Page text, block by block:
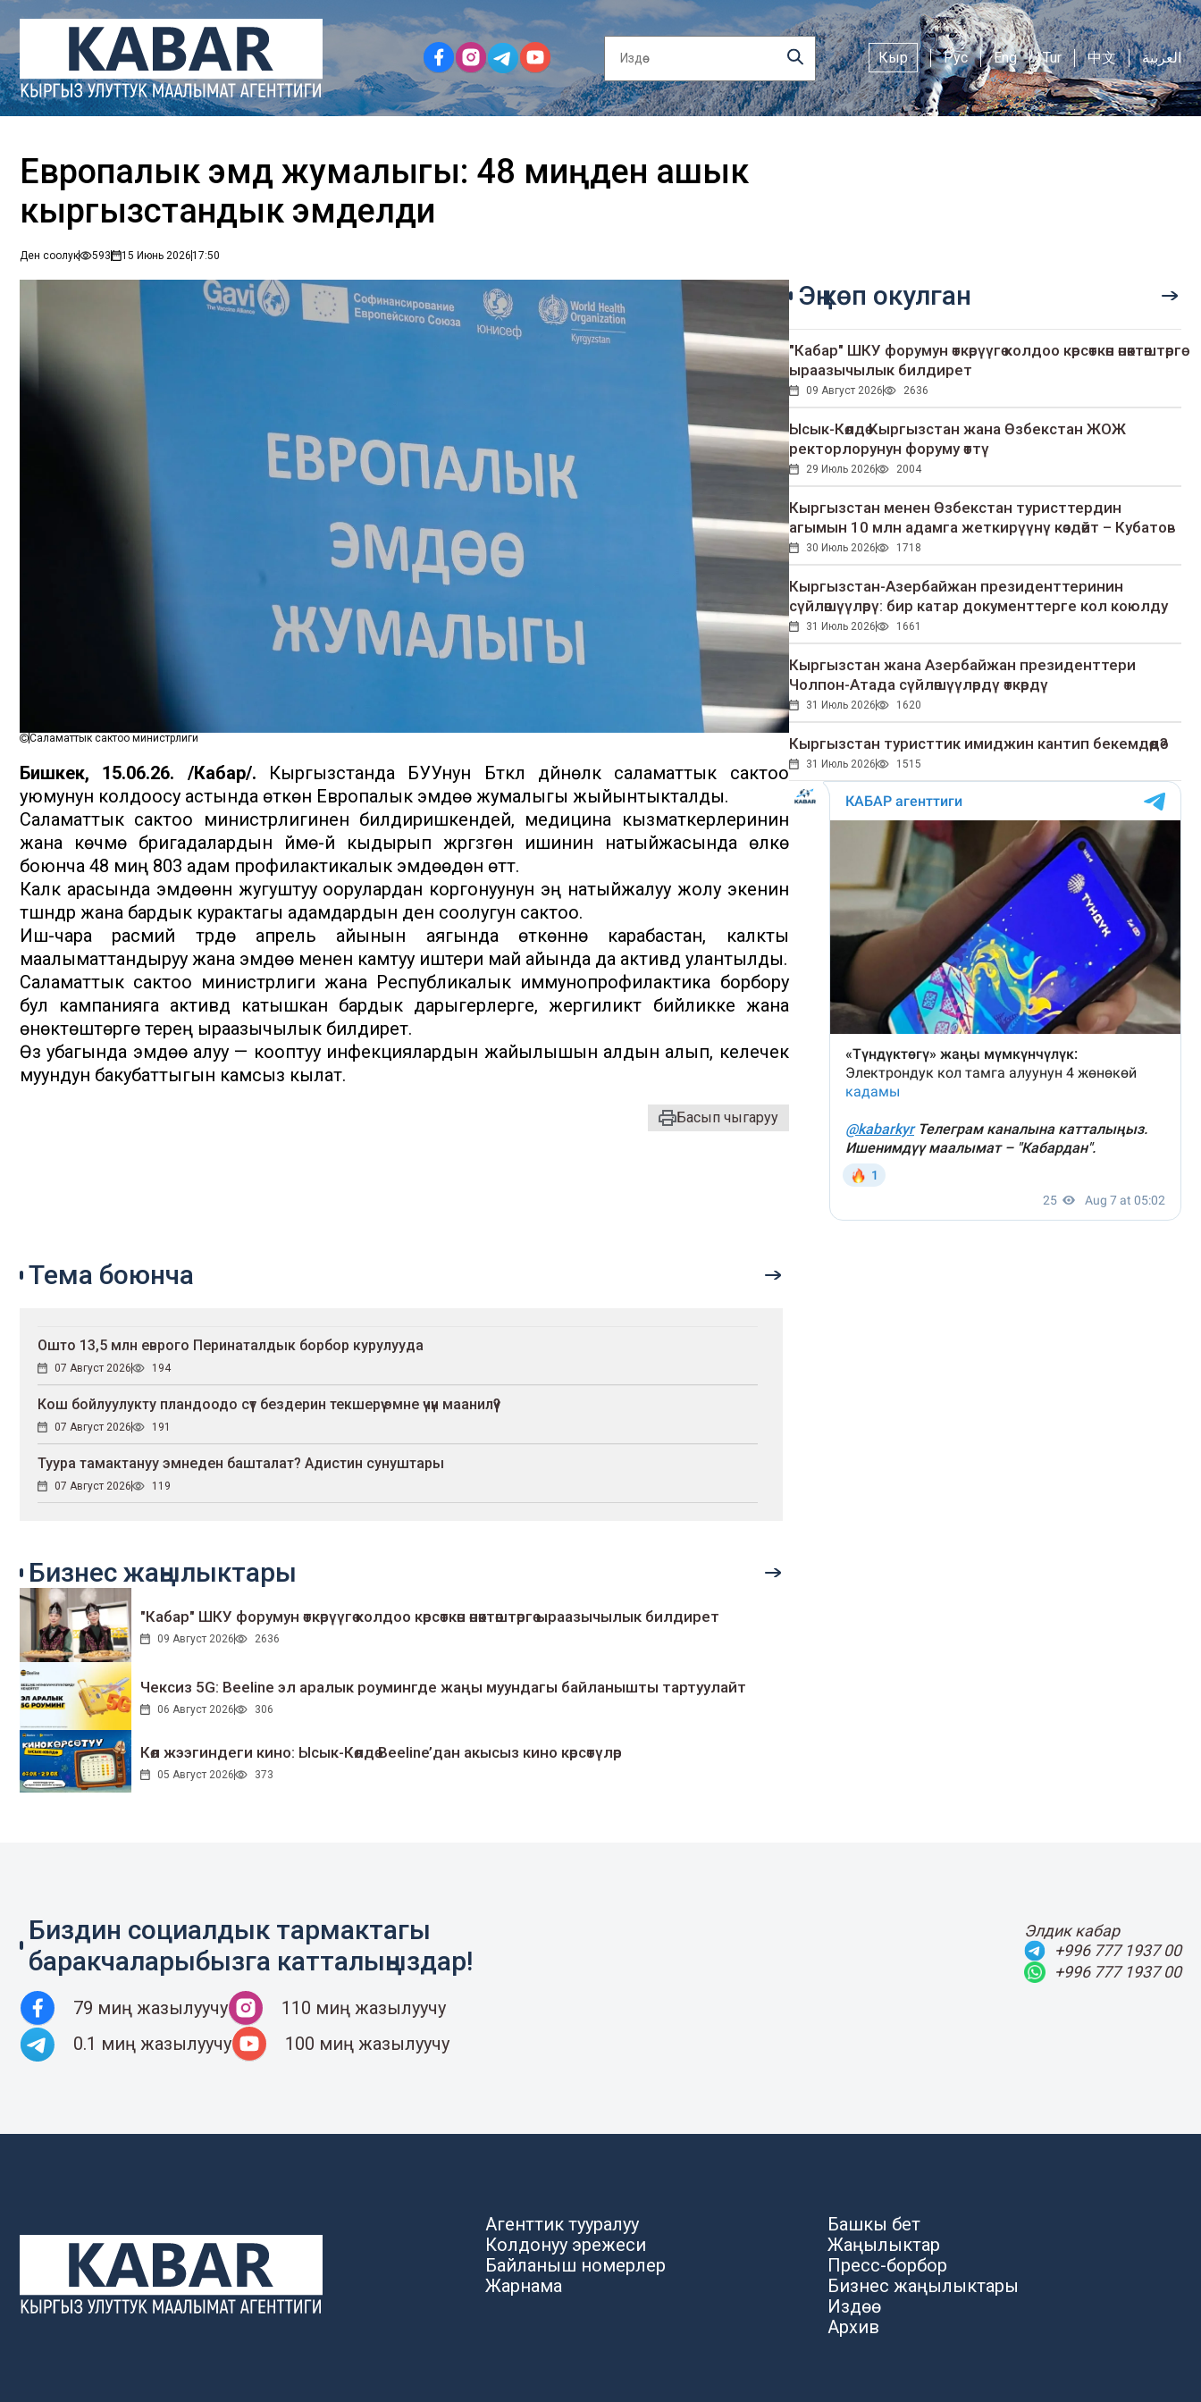
Кыр Рус Eng Tur 中文 العربية
Европалык эмдөө жумалыгы: 48 миңден ашык
кыргызстандык эмделди
Ден соолук 593 15 Июнь 202617:50
Саламаттык сактоо министрлиги
Бишкек, 15.06.26. /Кабар/. Кыргызстанда БУУнун Бүткүл дүйнөлүк саламаттык сактоо
уюмунун колдоосу астында өткөн Европалык эмдөө жумалыгы жыйынтыкталды.
Саламаттык сактоо министрлигинен билдиришкендей, медицина кызматкерлеринин
жана көчмө бригадалардын үймө-үй кыдырып жүргүзгөн ишинин натыйжасында өлкө
боюнча 48 миң 803 адам профилактикалык эмдөөдөн өттү.
Калк арасында эмдөөнүн жугуштуу оорулардан коргонуунун эң натыйжалуу жолу экенин
түшүндүрүү жана бардык курактагы адамдардын ден соолугун сактоо.
Иш-чара расмий түрдө апрель айынын аягында өткөнүнө карабастан, калкты
маалыматтандыруу жана эмдөө менен камтуу иштери май айында да активдүү улантылды.
Саламаттык сактоо министрлиги жана Республикалык иммунопрофилактика борбору
бул кампанияга активдүү катышкан бардык дарыгерлерге, жергиликтүү бийликке жана
өнөктөштөргө терең ыраазычылык билдирет.
Өз убагында эмдөө алуу — кооптуу инфекциялардын жайылышын алдын алып, келечек
муундун бакубаттыгын камсыз кылат.
Басып чыгаруу
Эң көп окулган
"Кабар" ШКУ форумун өткөрүүгө колдоо көрсөткөн өнөктөштөргө
ыраазычылык билдирет
09 Август 2026 2636
Ысык-Көлдө Кыргызстан жана Өзбекстан ЖОЖ
ректорлорунун форуму өттү
29 Июль 2026 2004
Кыргызстан менен Өзбекстан туристтердин
агымын 10 млн адамга жеткирүүнү көздөйт – Кубатов
30 Июль 2026 1718
Кыргызстан-Азербайжан президенттеринин
сүйлөшүүлөрү: бир катар документтерге кол коюлду
31 Июль 2026 1661
Кыргызстан жана Азербайжан президенттери
Чолпон-Атада сүйлөшүүлөрдү өткөрдү
31 Июль 2026 1620
Кыргызстан туристтик имиджин кантип бекемдөөдө?
31 Июль 2026 1515
Тема боюнча
Ошто 13,5 млн еврого Перинаталдык борбор курулууда
07 Август 2026 194
Кош бойлуулукту пландоодо сүт бездерин текшерүү эмне үчүн маанилүү?
07 Август 2026 191
Туура тамактануу эмнеден башталат? Адистин сунуштары
07 Август 2026 119
Бизнес жаңылыктары
"Кабар" ШКУ форумун өткөрүүгө колдоо көрсөткөн өнөктөштөргө ыраазычылык билдирет
09 Август 2026 2636
Чексиз 5G: Beeline эл аралык роумингде жаңы муундагы байланышты тартуулайт
06 Август 2026 306
Көл жээгиндеги кино: Ысык-Көлдө Beeline’дан акысыз кино көрсөтүлөр
05 Август 2026 373
Биздин социалдык тармактагы
баракчаларыбызга катталыңыздар!
79 миң жазылуучу
110 миң жазылуучу
0.1 миң жазылуучу
100 миң жазылуучу
Элдик кабар
+996 777 1937 00
+996 777 1937 00
Агенттик тууралуу
Колдонуу эрежеси
Байланыш номерлер
Жарнама
Башкы бет
Жаңылыктар
Пресс-борбор
Бизнес жаңылыктары
Издөө
Архив